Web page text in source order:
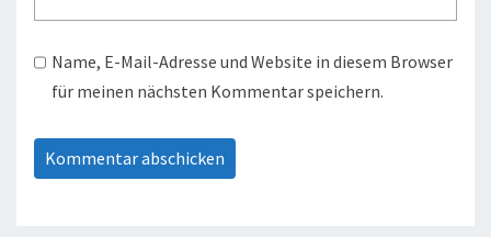
Name, E-Mail-Adresse und Website in diesem Browser
für meinen nächsten Kommentar speichern.